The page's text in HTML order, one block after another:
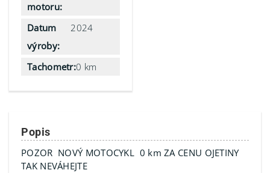
motoru:
Datum
výroby:
2024
Tachometr:0 km
Popis
POZOR NOVÝ MOTOCYKL 0 km ZA CENU OJETINY
TAK NEVÁHEJTE